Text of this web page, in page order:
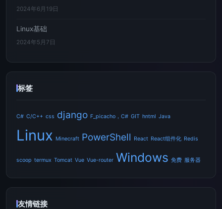
2024年6月19日
Linux基础
2024年5月7日
标签
C# C/C++ css django F_picacho，C# GIT hntml Java
Linux Minecraft PowerShell React React组件化 Redis
scoop termux Tomcat Vue Vue-router Windows 免费 服务器
友情链接